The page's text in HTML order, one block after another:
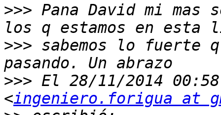
>>> Pana David mi mas
>>> sabemos lo fuerte
>>> El 28/11/2014
<ingeniero.forigua at